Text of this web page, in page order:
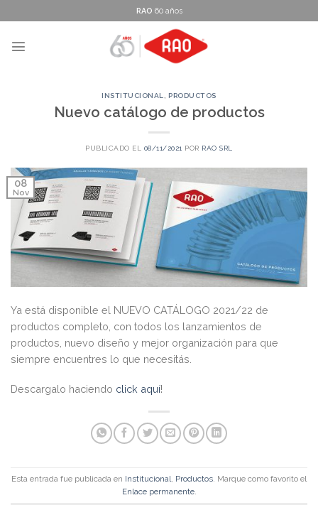
to
content
RAO 60 años
INSTITUCIONAL ,PRODUCTOS
Nuevo catálogo de productos
PUBLICADO EL 08/11/2021 POR RAO SRL
08
Nov
Ya está disponible el NUEVO CATÁLOGO 2021/22 de
productos completo, con todos los lanzamientos de
productos, nuevo diseño y mejor organización para que
siempre encuentres lo que necesitás.
Descargalo haciendo click aquí!
Esta entrada fue publicada en Institucional, Productos. Marque como favorito el
Enlace permanente.